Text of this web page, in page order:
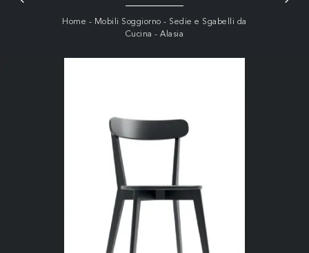
Home - Mobili Soggiorno - Sedie e Sgabelli da
Cucina -Alasia